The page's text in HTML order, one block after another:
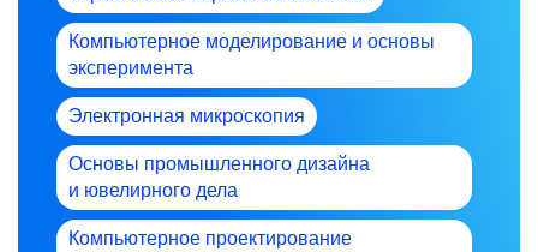
Компьютерное моделирование и основы
эксперимента
Электронная микроскопия
Основы промышленного дизайна
и ювелирного дела
Компьютерное проектирование